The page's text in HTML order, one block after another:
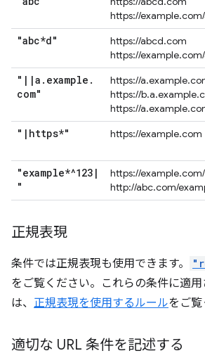
https://
"abc*d"
https://abcd.com
https://
" | |a . example .
com"
https://
https://
https://
" | https*" https://example.com
"example*^123 |
"
https://example.com/
http://abc.com/
正規表現
条件では正規表現も使用できます。
をご覧ください。これらの条件に適
は、 正規表現を使用するルールをご覧
適切な URL 条件を記述する